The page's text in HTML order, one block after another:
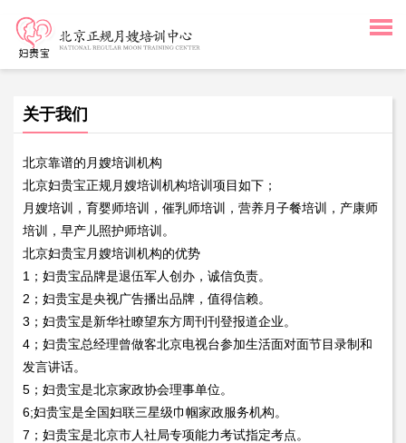
关于我们
北京靠谱的月嫂培训机构
北京妇贵宝正规月嫂培训机构培训项目如下；
月嫂培训，育婴师培训，催乳师培训，营养月子餐培训，产康师
培训，早产儿照护师培训。
北京妇贵宝月嫂培训机构的优势
1；妇贵宝品牌是退伍军人创办，诚信负责。
2；妇贵宝是央视广告播出品牌，值得信赖。
3；妇贵宝是新华社瞭望东方周刊刊登报道企业。
4；妇贵宝总经理曾做客北京电视台参加生活面对面节目录制和
发言讲话。
5；妇贵宝是北京家政协会理事单位。
6;妇贵宝是全国妇联三星级巾帼家政服务机构。
7；妇贵宝是北京市人社局专项能力考试指定考点。